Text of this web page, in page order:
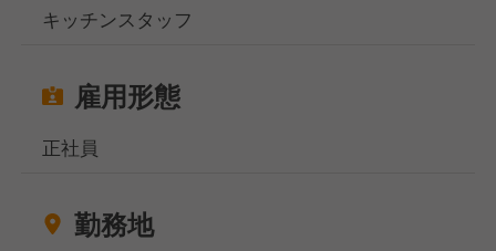
キッチンスタッフ
雇用形態
正社員
勤務地